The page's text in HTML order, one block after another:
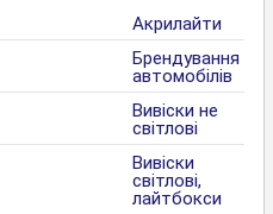
Акрилайти
Брендування
автомобілів
Вивіски не
світлові
Вивіски
світлові,
лайтбокси